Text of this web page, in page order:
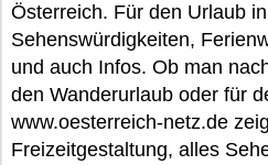
Österreich. Für den Urlaub
Sehenswürdigkeiten,
und auch Infos. Ob man
den Wanderurlaub oder für
www.oesterreich-netz.de
Freizeitgestaltung, alles